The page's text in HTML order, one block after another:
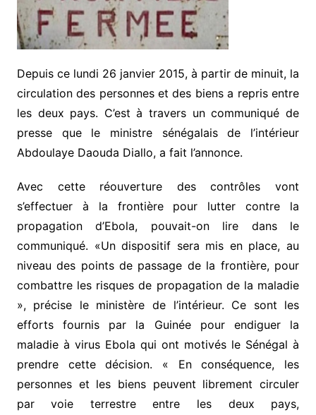
Depuis ce lundi 26 janvier 2015, à partir de minuit, la
circulation des personnes et des biens a repris entre
les deux pays. C’est à travers un communiqué de
presse que le ministre sénégalais de l’intérieur
Abdoulaye Daouda Diallo, a fait l’annonce.
Avec cette réouverture des contrôles vont
s’effectuer à la frontière pour lutter contre la
propagation d’Ebola, pouvait-on lire dans le
communiqué. «Un dispositif sera mis en place, au
niveau des points de passage de la frontière, pour
combattre les risques de propagation de la maladie
», précise le ministère de l’intérieur. Ce sont les
efforts fournis par la Guinée pour endiguer la
maladie à virus Ebola qui ont motivés le Sénégal à
prendre cette décision. « En conséquence, les
personnes et les biens peuvent librement circuler
par voie terrestre entre les deux pays,